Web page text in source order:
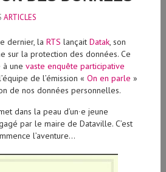
ARTICLES
dernier, la RTS lançait Datak, son
sur la protection des données. Ce
une vaste enquête participative
de l’émission « On en parle »
de nos données personnelles.
dans la peau d’un∙e jeune
par le maire de Dataville. C’est
l’aventure…